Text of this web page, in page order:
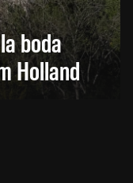
boda
Holland